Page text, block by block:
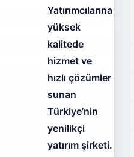
Yatırımcılarına
yüksek
kalitede
hizmet ve
hızlı çözümler
sunan
Türkiye’nin
yenilikçi
yatırım şirketi.